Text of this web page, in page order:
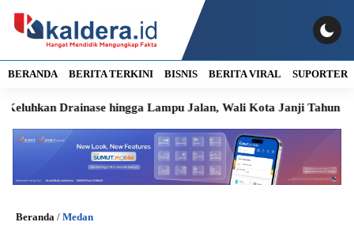
BERANDA BERITA TERKINI BISNIS BERITA VIRAL SUPORTER
Drainase hingga Lampu Jalan, Wali Kota Janji Tahun Ini
Beranda / Medan